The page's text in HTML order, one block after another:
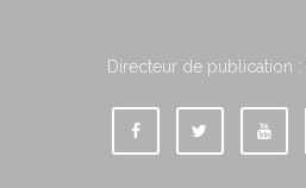
Directeur de publication :